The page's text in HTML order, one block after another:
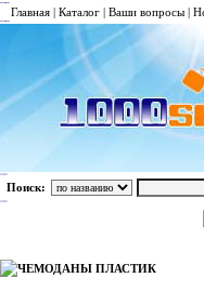
Главная | Каталог | Ваши вопросы |
Поиск:
ЧЕМОДАНЫ ПЛАСТИК